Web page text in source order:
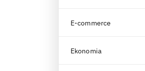
E-commerce
Ekonomia